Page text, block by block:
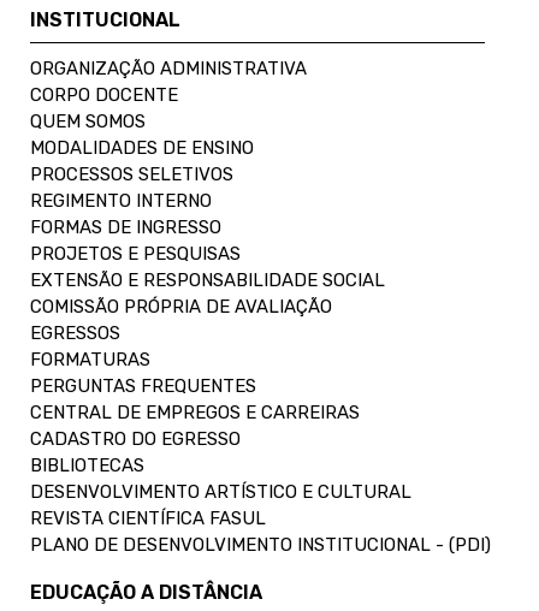
INSTITUCIONAL
ORGANIZAÇÃO ADMINISTRATIVA
CORPO DOCENTE
QUEM SOMOS
MODALIDADES DE ENSINO
PROCESSOS SELETIVOS
REGIMENTO INTERNO
FORMAS DE INGRESSO
PROJETOS E PESQUISAS
EXTENSÃO E RESPONSABILIDADE SOCIAL
COMISSÃO PRÓPRIA DE AVALIAÇÃO
EGRESSOS
FORMATURAS
PERGUNTAS FREQUENTES
CENTRAL DE EMPREGOS E CARREIRAS
CADASTRO DO EGRESSO
BIBLIOTECAS
DESENVOLVIMENTO ARTÍSTICO E CULTURAL
REVISTA CIENTÍFICA FASUL
PLANO DE DESENVOLVIMENTO INSTITUCIONAL - (PDI)
EDUCAÇÃO A DISTÂNCIA